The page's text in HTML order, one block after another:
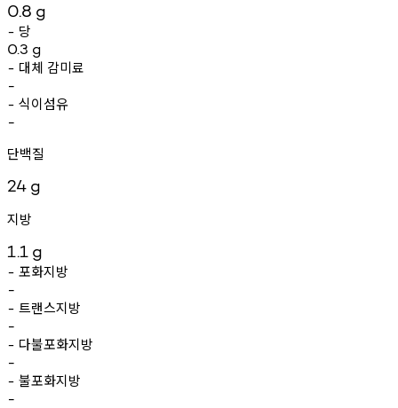
0.8 g
- 당
0.3 g
- 대체 감미료
-
- 식이섬유
-
단백질
24 g
지방
1.1 g
- 포화지방
-
- 트랜스지방
-
- 다불포화지방
-
- 불포화지방
-